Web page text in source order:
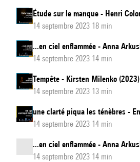
Étude sur le manque - Henri
14 septembre 2023 18 min
...en ciel enflammée - Anna
14 septembre 2023 14 min
Tempête - Kirsten Milenko (2023)
14 septembre 2023 13 min
une clarté piqua les ténèbres -
14 septembre 2023 14 min
...en ciel enflammée - Anna
14 septembre 2023 14 min